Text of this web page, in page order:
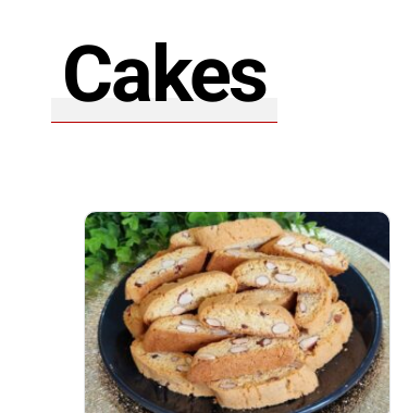
Cakes